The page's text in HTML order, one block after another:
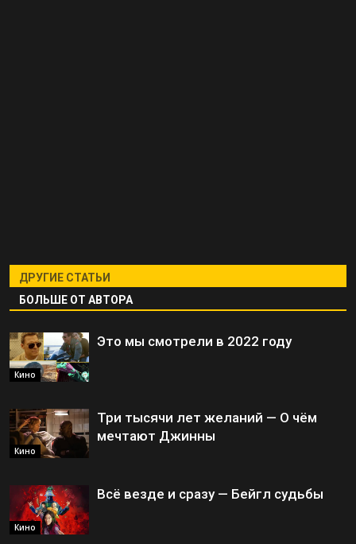
ДРУГИЕ СТАТЬИ
БОЛЬШЕ ОТ АВТОРА
Кино
Это мы смотрели в 2022 году
Кино
Три тысячи лет желаний — О чём
мечтают Джинны
Кино
Всё везде и сразу — Бейгл судьбы